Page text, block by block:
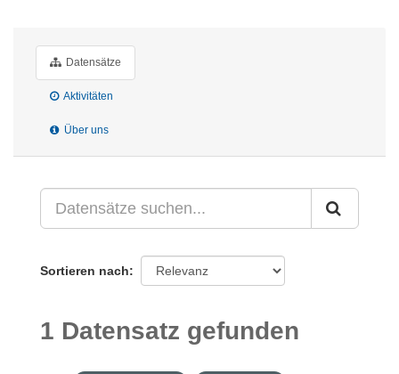
Datensätze
Aktivitäten
Über uns
Sortieren nach
1 Datensatz gefunden